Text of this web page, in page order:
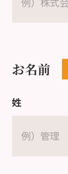
お名前
姓